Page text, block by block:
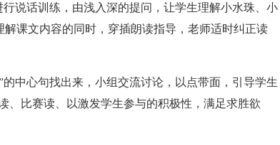
说话训练，由浅入深的提问，让学生理解小水珠、小
课文内容的同时，穿插朗读指导，老师适时纠正读
中心句找出来，小组交流讨论，以点带面，引导学生
、比赛读、以激发学生参与的积极性，满足求胜欲